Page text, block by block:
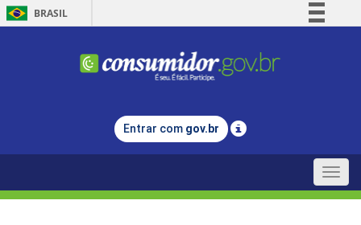
BRASIL
Comunica BR
Legislação
Entrar com gov.br
Toggle